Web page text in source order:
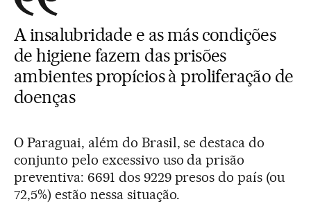
A insalubridade e as más condições
de higiene fazem das prisões
ambientes propícios à proliferação de
doenças
O Paraguai, além do Brasil, se destaca do
conjunto pelo excessivo uso da prisão
preventiva: 6691 dos 9229 presos do país (ou
72,5%) estão nessa situação.